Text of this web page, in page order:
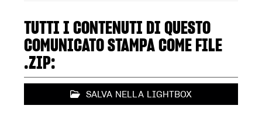
TUTTI I CONTENUTI DI QUESTO
COMUNICATO STAMPA COME FILE
.ZIP:
SALVA NELLA LIGHTBOX